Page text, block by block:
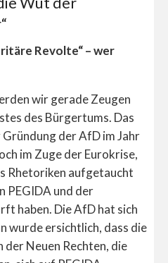
Revolte“ – wer
wir gerade Zeugen
des Bürgertums. Das
der AfD im Jahr
im Zuge der Eurokrise,
Rhetoriken aufgetaucht
PEGIDA und der
haben. Die AfD hat sich
wurde ersichtlich, dass die
Neuen Rechten, die